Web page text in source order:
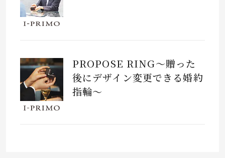
PROPOSE RING～贈った
後にデザイン変更できる婚約
指輪～